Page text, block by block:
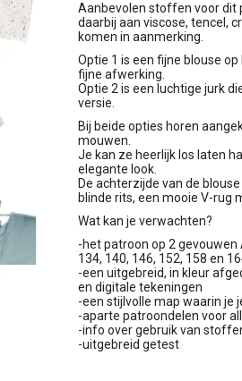
Aanbevolen stoffen voor dit
daarbij aan viscose, tencel,
komen in aanmerking.
Optie 1 is een fijne blouse
fijne afwerking.
Optie 2 is een luchtige jurk
versie.
Bij beide opties horen
mouwen.
Je kan ze heerlijk los laten
elegante look.
De achterzijde van de
blinde rits, een mooie V-rug
Wat kan je verwachten?
-het patroon op 2 gevouwen
134, 140, 146, 152, 158 en
-een uitgebreid, in kleur
en digitale tekeningen
-een stijlvolle map waarin je
-aparte patroondelen voor
-info over gebruik van
-uitgebreid getest